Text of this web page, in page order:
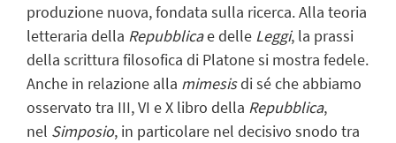
produzione nuova, fondata sulla ricerca. Alla teoria
letteraria della Repubblicae delle Leggi, la prassi
della scrittura filosofica di Platone si mostra fedele.
Anche in relazione alla mimesisdi sé che abbiamo
osservato tra III, VI e X libro della Repubblica,
nel Simposio, in particolare nel decisivo snodo tra